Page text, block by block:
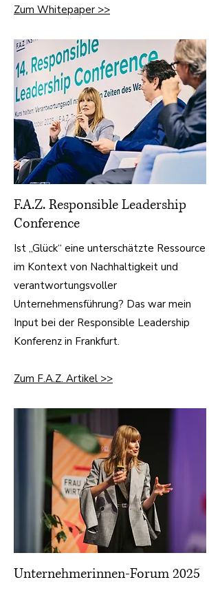
Zum Whitepaper >>
F.A.Z. Responsible Leadership
Conference
​Ist „Glück“ eine unterschätzte Ressource
im Kontext von Nachhaltigkeit und
verantwortungsvoller
Unternehmensführung? Das war mein
Input bei der Responsible Leadership
Konferenz in Frankfurt.
Zum F.A.Z. Artikel >>
Unternehmerinnen-Forum 2025